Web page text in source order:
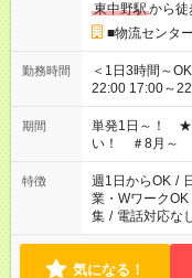
東中野駅から徒
■物流センタ
勤務時間
＜1日3時間～OK！＞ ▼ 例えば… ▼ 15:00～
22:00 17:00～22:00 など こちら以外の時
ださい！
期間
単発1日～！ ★
い！ ＃8月～
特徴 週1日からOK /
業・WワークOK
集 / 電話対応な
気になる！